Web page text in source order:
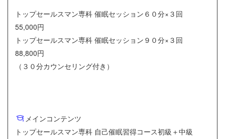
トップセールスマン専科 催眠セッション６０分×３回
55,000円
トップセールスマン専科 催眠セッション９０分×３回
88,800円
（３０分カウンセリング付き）
メインコンテンツ
トップセールスマン専科 自己催眠習得コース初級＋中級